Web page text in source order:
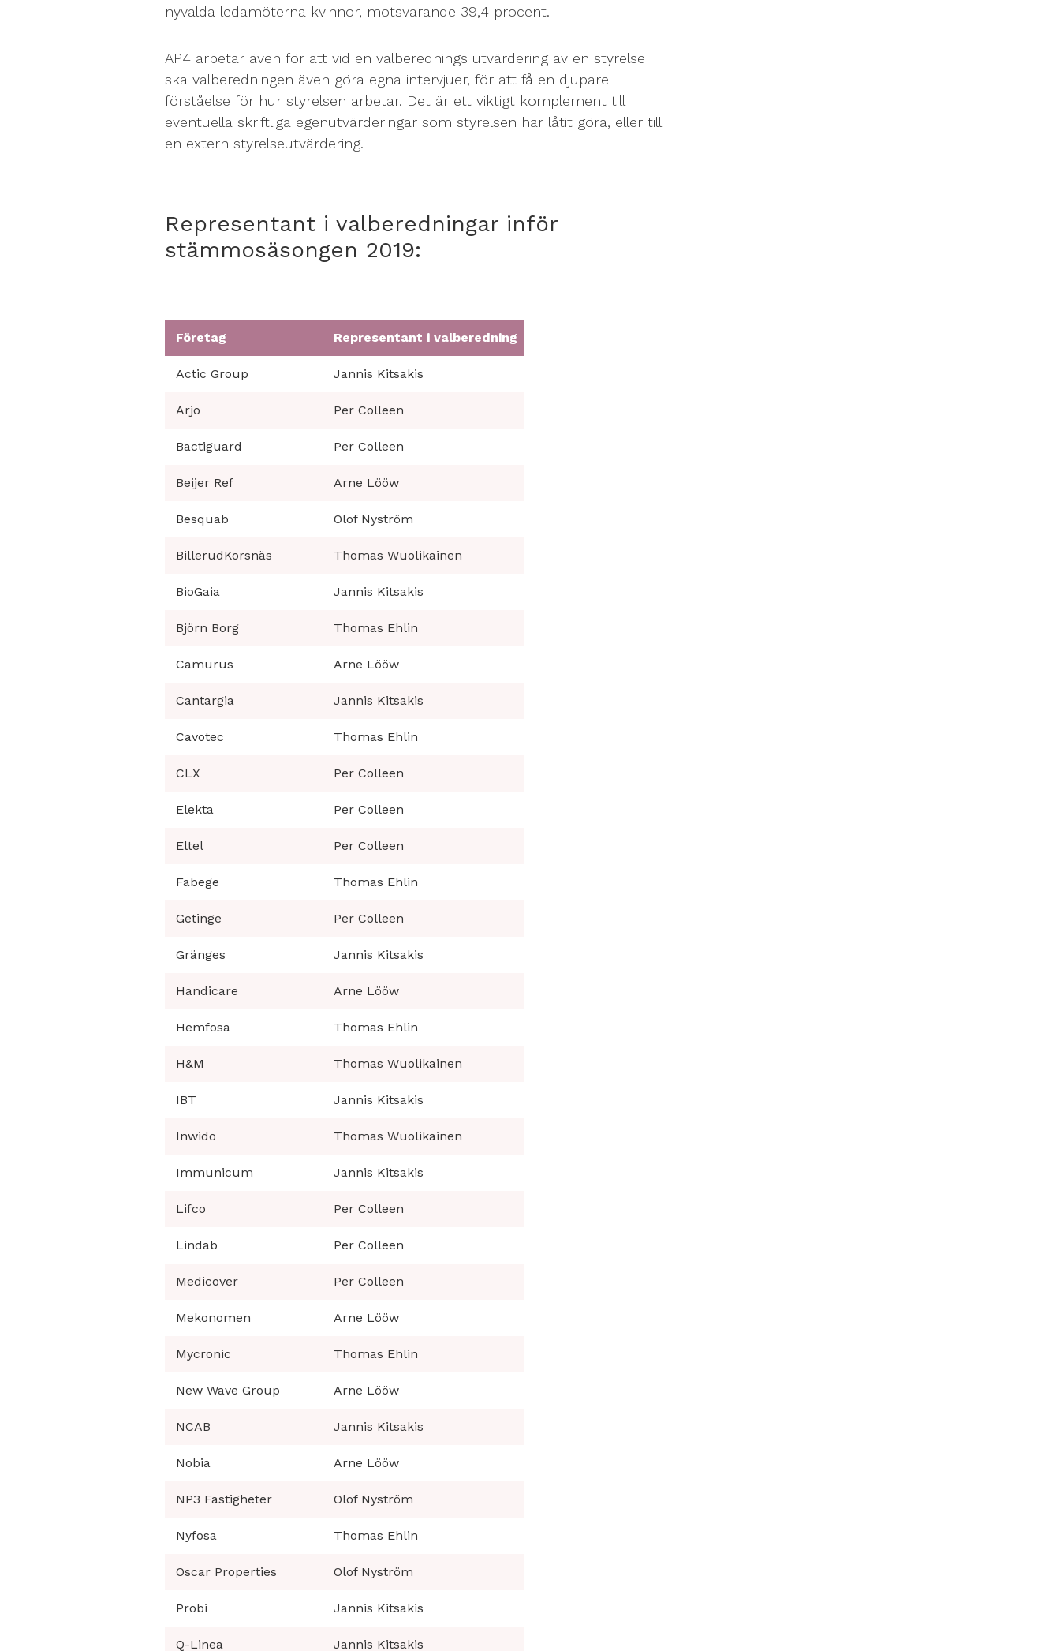
nyvalda ledamöterna kvinnor, motsvarande 39,4 procent.
AP4 arbetar även för att vid en valberednings utvärdering av en styrelse
ska valberedningen även göra egna intervjuer, för att få en djupare
förståelse för hur styrelsen arbetar. Det är ett viktigt komplement till
eventuella skriftliga egenutvärderingar som styrelsen har låtit göra, eller till
en extern styrelseutvärdering.
Representant i valberedningar inför
stämmosäsongen 2019:
Företag Representant i valberedning
Actic Group Jannis Kitsakis
Arjo Per Colleen
Bactiguard Per Colleen
Beijer Ref Arne Lööw
Besquab Olof Nyström
BillerudKorsnäs Thomas Wuolikainen
BioGaia Jannis Kitsakis
Björn Borg Thomas Ehlin
Camurus Arne Lööw
Cantargia Jannis Kitsakis
Cavotec Thomas Ehlin
CLX Per Colleen
Elekta Per Colleen
Eltel Per Colleen
Fabege Thomas Ehlin
Getinge Per Colleen
Gränges Jannis Kitsakis
Handicare Arne Lööw
Hemfosa Thomas Ehlin
H&M Thomas Wuolikainen
IBT Jannis Kitsakis
Inwido Thomas Wuolikainen
Immunicum Jannis Kitsakis
Lifco Per Colleen
Lindab Per Colleen
Medicover Per Colleen
Mekonomen Arne Lööw
Mycronic Thomas Ehlin
New Wave Group Arne Lööw
NCAB Jannis Kitsakis
Nobia Arne Lööw
NP3 Fastigheter Olof Nyström
Nyfosa Thomas Ehlin
Oscar Properties Olof Nyström
Probi Jannis Kitsakis
Q-Linea Jannis Kitsakis